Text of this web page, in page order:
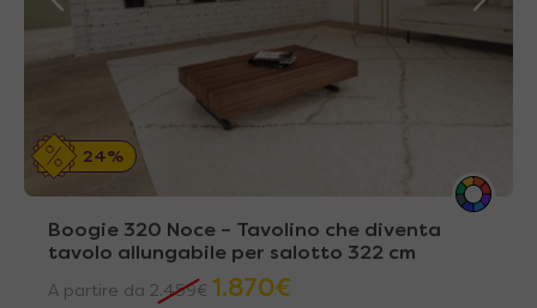
24%
Boogie 320 Noce – Tavolino che diventa
tavolo allungabile per salotto 322 cm
A partire da 2.459€ 1.870€